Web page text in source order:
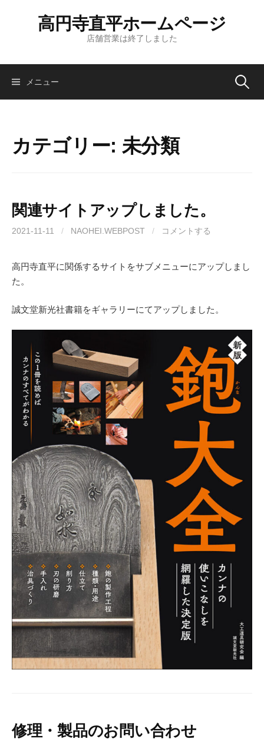
ツ
高円寺直平ホームページ
店舗営業は終了しました
メニュー 検
カテゴリー: 未分類
関連サイトアップしました。
2021-11-11 / NAOHEI.WEBPOST / コメントする
高円寺直平に関係するサイトをサブメニューにアップしまし
た。
誠文堂新光社書籍をギャラリーにてアップしました。
修理・製品のお問い合わせ